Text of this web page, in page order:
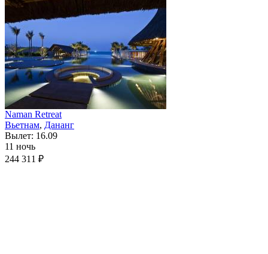
Naman Retreat
Вьетнам, Дананг
Вылет: 16.09
11 ночь
244 311 ₽